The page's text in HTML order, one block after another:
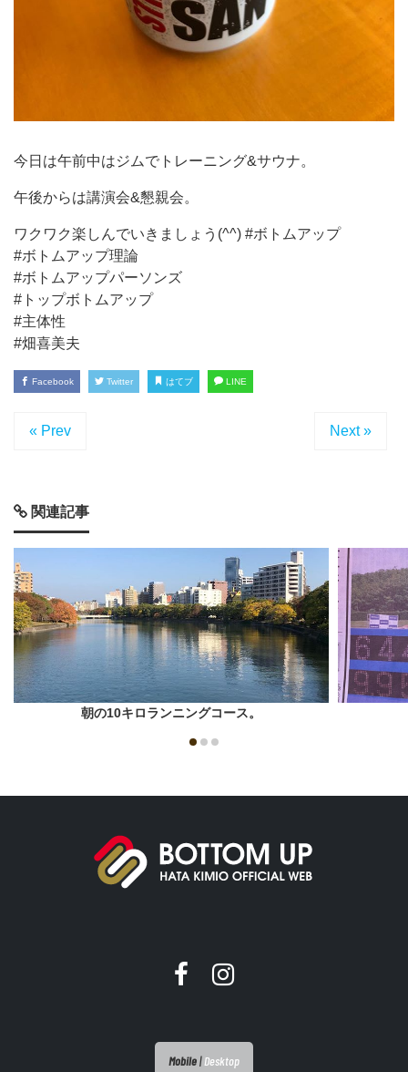
今日は午前中はジムでトレーニング&サウナ。
午後からは講演会&懇親会。
ワクワク楽しんでいきましょう(^^) #ボトムアップ
#ボトムアップ理論
#ボトムアップパーソンズ
#トップボトムアップ
#主体性
#畑喜美夫
Facebook Twitter はてブ LINE
« Prev Next »
関連記事
朝の10キロランニングコース。
Mobile|Desktop